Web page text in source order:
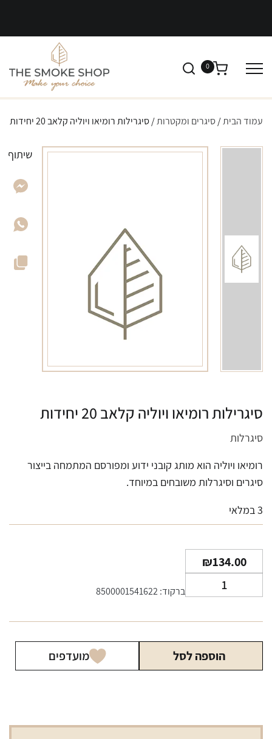
0
עמוד הבית/סיגרים ומקטרות/ סיגרילות רומיאו ויוליה קלאב 20 יחידות
סיגרילות רומיאו ויוליה קלאב 20 יחידות
סיגרלות
רומיאו ויוליה הוא מותג קובני ידוע ומפורסם המתמחה בייצור
סיגרים וסיגרלות משובחים במיוחד.
3 במלאי
₪134.00
של
ברקוד: 8500001541622
הוספה לסל מועדפים
שיתוף